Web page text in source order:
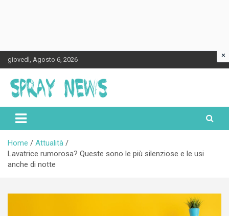
Skip
to
content
giovedì, Agosto 6, 2026
Spraynews.it
Home
Attualità
Lavatrice rumorosa? Queste sono le più silenziose e le usi
anche di notte
×